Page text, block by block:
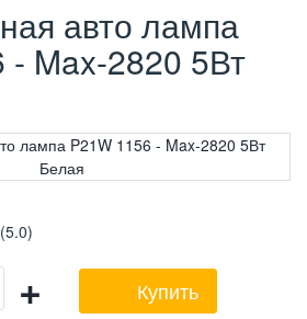
авто лампа
- Max-2820 5Вт
(5.0)
+ Купить